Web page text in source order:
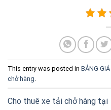
This entry was posted in BẢNG GIÁ
chở hàng
Cho thuê xe tải chở hàng tại